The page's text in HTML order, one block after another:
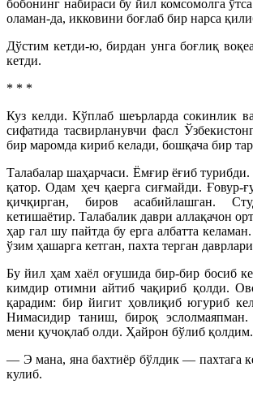
бобонинг набираси бу йил комсомолга
оламан-да, икковини боғлаб бир нарса
Дўстим кетди-ю, бирдан унга боғлиқ
кетди.
* * *
Куз келди. Кўплаб шеърларда сокинлик
сифатида тасвирланувчи фасл
бир маромда кириб келади, бошқача бир
Талабалар шаҳарчаси. Ёмғир ёғиб турибди.
қатор. Одам ҳеч қаерга сиғмайди. Ғовур-
қичқирган, биров асабийлашган.
кетишаётир. Талабалик даври аллақачон
ҳар гал шу пайтда бу ерга албатта
ўзим ҳашарга кетган, пахта терган
Бу йил ҳам хаёл оғушида бир-бир босиб
кимдир отимни айтиб чақириб қолди.
қарадим: бир йигит ҳовлиқиб югуриб
Нимасидир таниш, бироқ
мени қучоқлаб олди. Ҳайрон бўлиб қолдим.
— Э мана, яна бахтиёр бўлдик — пахтага
кулиб.